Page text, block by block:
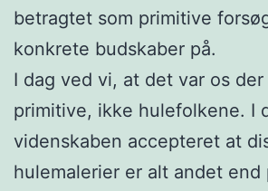
betragtet som primitive
konkrete budskaber på.
I dag ved vi, at det var os
primitive, ikke hulefolkene. I
videnskaben accepteret at
hulemalerier er alt andet end